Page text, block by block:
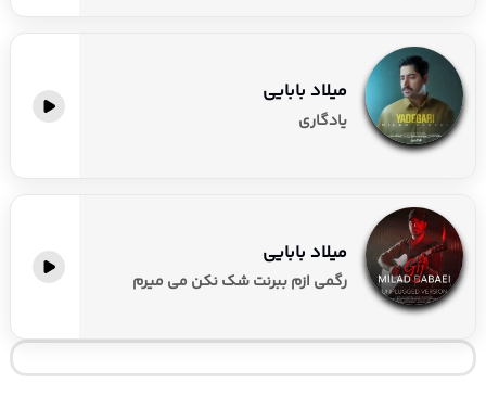
میلاد بابایی
یادگاری
میلاد بابایی
رﮔﻤﻰ ازم ﺑﺒﺮﻧﺖ ﺷﮏ ﻧﻜﻦ ﻣﻰ ﻣﻴﺮم